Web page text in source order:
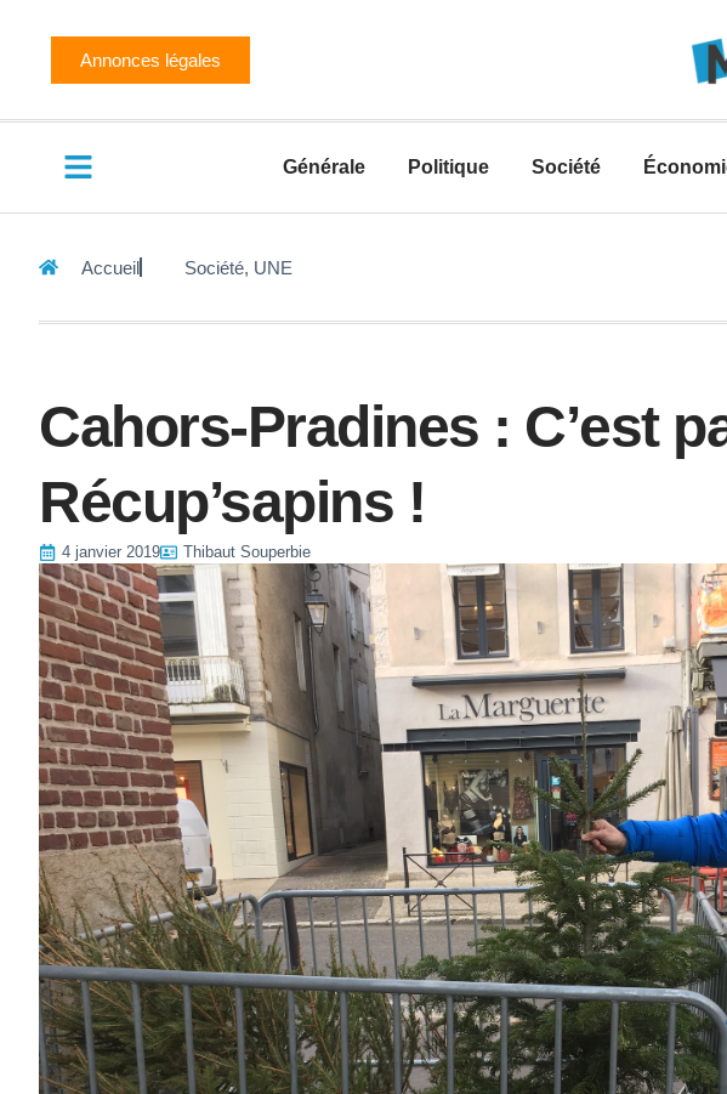
Annonces légales
Générale Politique Société
Accueil Société, UNE
Cahors-Pradines : C’est
Récup’sapins !
4 janvier 2019 Thibaut Souperbie